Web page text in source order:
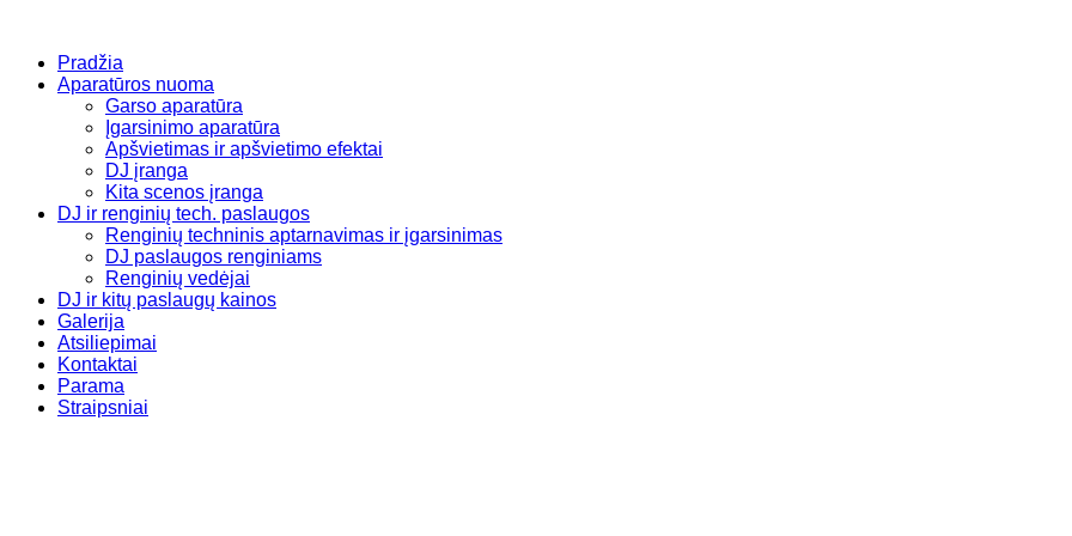
Pradžia
Aparatūros nuoma
Garso aparatūra
Įgarsinimo aparatūra
Apšvietimas ir apšvietimo efektai
DJ įranga
Kita scenos įranga
DJ ir renginių tech. paslaugos
Renginių techninis aptarnavimas ir įgarsinimas
DJ paslaugos renginiams
Renginių vedėjai
DJ ir kitų paslaugų kainos
Galerija
Atsiliepimai
Kontaktai
Parama
Straipsniai